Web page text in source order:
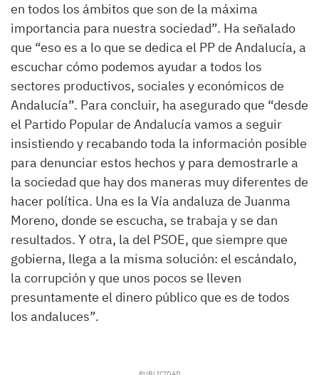
en todos los ámbitos que son de la máxima
importancia para nuestra sociedad”. Ha señalado
que “eso es a lo que se dedica el PP de Andalucía, a
escuchar cómo podemos ayudar a todos los
sectores productivos, sociales y económicos de
Andalucía”. Para concluir, ha asegurado que “desde
el Partido Popular de Andalucía vamos a seguir
insistiendo y recabando toda la información posible
para denunciar estos hechos y para demostrarle a
la sociedad que hay dos maneras muy diferentes de
hacer política. Una es la Vía andaluza de Juanma
Moreno, donde se escucha, se trabaja y se dan
resultados. Y otra, la del PSOE, que siempre que
gobierna, llega a la misma solución: el escándalo,
la corrupción y que unos pocos se lleven
presuntamente el dinero público que es de todos
los andaluces”.